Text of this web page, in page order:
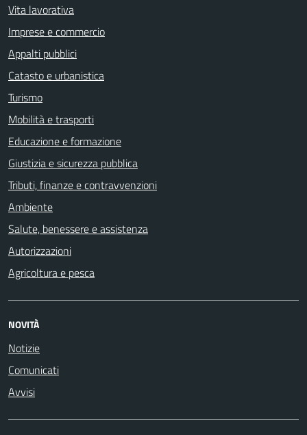
Vita lavorativa
Imprese e commercio
Appalti pubblici
Catasto e urbanistica
Turismo
Mobilità e trasporti
Educazione e formazione
Giustizia e sicurezza pubblica
Tributi, finanze e contravvenzioni
Ambiente
Salute, benessere e assistenza
Autorizzazioni
Agricoltura e pesca
NOVITÀ
Notizie
Comunicati
Avvisi